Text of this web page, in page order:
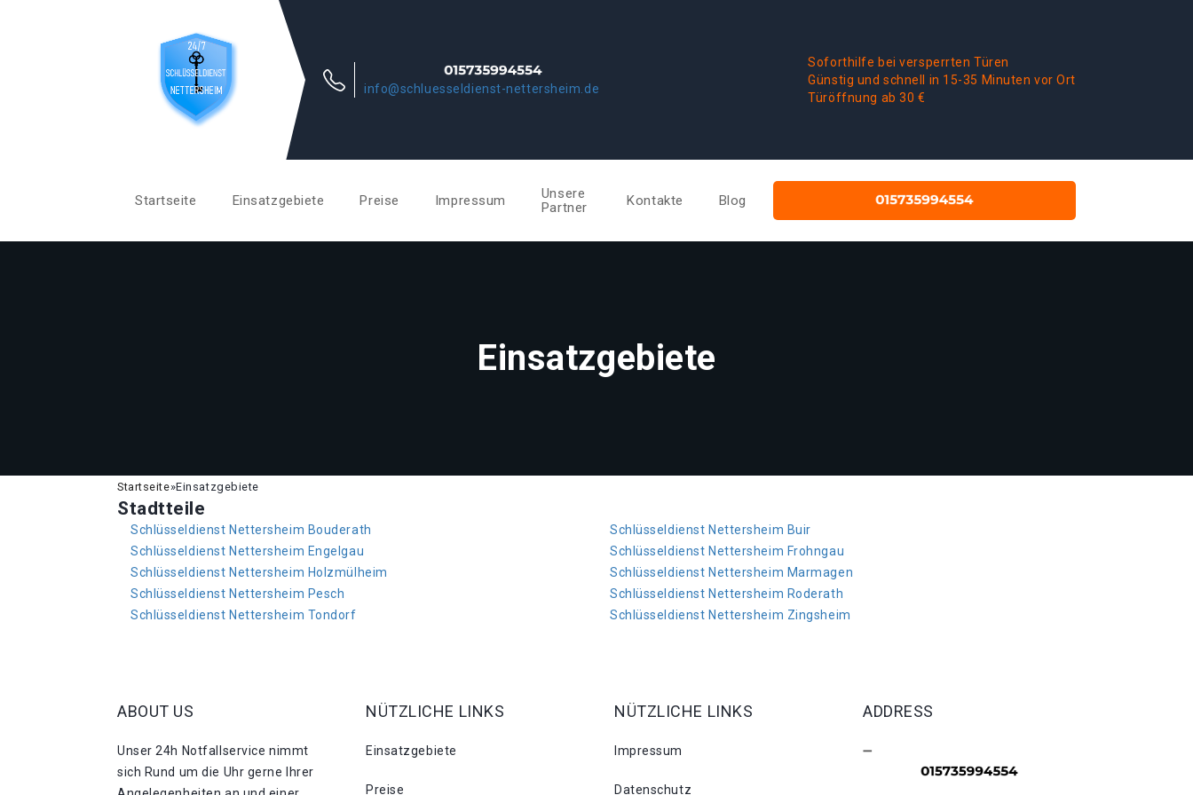
info@schluesseldienst-nettersheim.de
Soforthilfe bei versperrten Türen
Günstig und schnell in 15-35 Minuten vor Ort
Türöffnung ab 30 €
Startseite Einsatzgebiete Preise Impressum
Unsere
Partner
Kontakte Blog
Einsatzgebiete
Startseite»Einsatzgebiete
Stadtteile
Schlüsseldienst Nettersheim Bouderath
Schlüsseldienst Nettersheim Buir
Schlüsseldienst Nettersheim Engelgau
Schlüsseldienst Nettersheim Frohngau
Schlüsseldienst Nettersheim Holzmülheim
Schlüsseldienst Nettersheim Marmagen
Schlüsseldienst Nettersheim Pesch
Schlüsseldienst Nettersheim Roderath
Schlüsseldienst Nettersheim Tondorf
Schlüsseldienst Nettersheim Zingsheim
ABOUT US
Unser 24h Notfallservice nimmt
sich Rund um die Uhr gerne Ihrer
NÜTZLICHE LINKS
Einsatzgebiete
Preise
NÜTZLICHE LINKS
Impressum
Datenschutz
ADDRESS